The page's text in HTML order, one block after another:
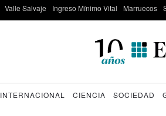
Valle Salvaje Ingreso Mínimo Vital Marruecos
INTERNACIONAL CIENCIA SOCIEDAD